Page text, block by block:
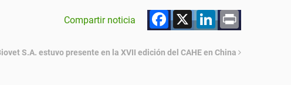
Compartir noticia Facebook
X LinkedIn
Print
S.A. estuvo presente en la XVII edición del CAHE en China